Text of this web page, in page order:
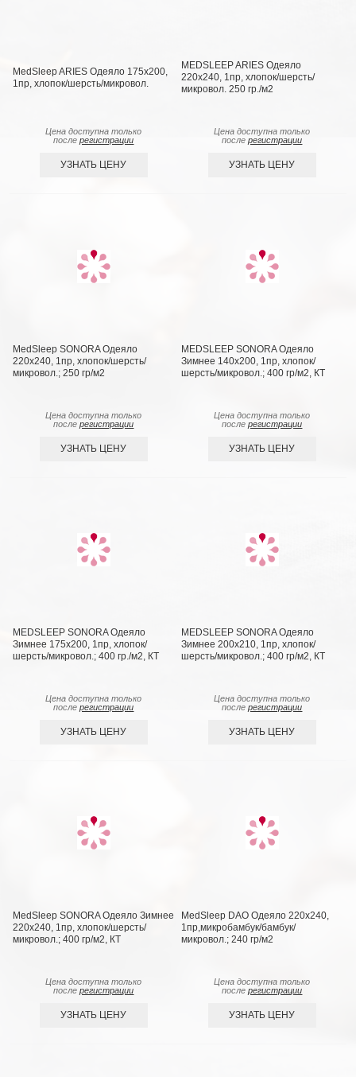
MedSleep ARIES Одеяло 175х200,
1пр, хлопок/шерсть/микровол.
Цена доступна только
послерегистрации
УЗНАТЬ ЦЕНУ
MEDSLEEP ARIES Одеяло
220х240, 1пр, хлопок/шерсть/
микровол. 250 гр./м2
Цена доступна только
послерегистрации
УЗНАТЬ ЦЕНУ
MedSleep SONORA Одеяло
220х240, 1пр, хлопок/шерсть/
микровол.; 250 гр/м2
Цена доступна только
послерегистрации
УЗНАТЬ ЦЕНУ
MEDSLEEP SONORA Одеяло
Зимнее 140х200, 1пр, хлопок/
шерсть/микровол.; 400 гр/м2, КТ
Цена доступна только
послерегистрации
УЗНАТЬ ЦЕНУ
MEDSLEEP SONORA Одеяло
Зимнее 175х200, 1пр, хлопок/
шерсть/микровол.; 400 гр./м2, КТ
Цена доступна только
послерегистрации
УЗНАТЬ ЦЕНУ
MEDSLEEP SONORA Одеяло
Зимнее 200х210, 1пр, хлопок/
шерсть/микровол.; 400 гр/м2, КТ
Цена доступна только
послерегистрации
УЗНАТЬ ЦЕНУ
MedSleep SONORA Одеяло Зимнее
220х240, 1пр, хлопок/шерсть/
микровол.; 400 гр/м2, КТ
Цена доступна только
послерегистрации
УЗНАТЬ ЦЕНУ
MedSleep DAO Одеяло 220х240,
1пр,микробамбук/бамбук/
микровол.; 240 гр/м2
Цена доступна только
послерегистрации
УЗНАТЬ ЦЕНУ